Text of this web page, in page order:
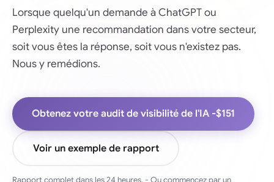
Lorsque quelqu'un demande à ChatGPT ou
Perplexity une recommandation dans votre secteur,
soit vous êtes la réponse, soit vous n'existez pas.
Nous y remédions.
Obtenez votre audit de visibilité de l'IA -$151
Voir un exemple de rapport
Rapport complet dans les 24 heures. - Ou commencez par un